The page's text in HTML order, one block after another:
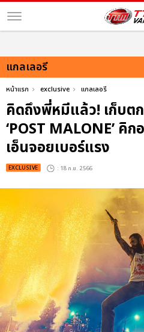
แกลเลอรี
หน้าแรก exclusive แกลเลอรี
คิดถึงพี่หมีแล้ว! เก็บต
‘POST MALONE’ คิ
เอ็นจอยเบอร์แรง
EXCLUSIVE : 18 ก.ย. 2566